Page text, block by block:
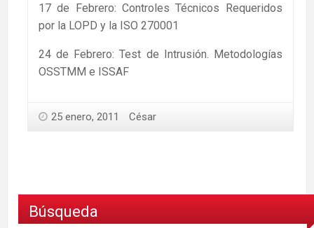
17 de Febrero: Controles Técnicos Requeridos
por la LOPD y la ISO 270001
24 de Febrero: Test de Intrusión. Metodologías
OSSTMM e ISSAF
25 enero, 2011 César
Búsqueda